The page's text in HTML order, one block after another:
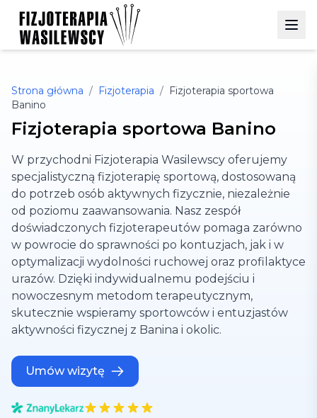
Strona główna / Fizjoterapia / Fizjoterapia sportowa
Banino
Fizjoterapia sportowa Banino
W przychodni Fizjoterapia Wasilewscy oferujemy
specjalistyczną fizjoterapię sportową, dostosowaną
do potrzeb osób aktywnych fizycznie, niezależnie
od poziomu zaawansowania. Nasz zespół
doświadczonych fizjoterapeutów pomaga zarówno
w powrocie do sprawności po kontuzjach, jak i w
optymalizacji wydolności ruchowej oraz profilaktyce
urazów. Dzięki indywidualnemu podejściu i
nowoczesnym metodom terapeutycznym,
skutecznie wspieramy sportowców i entuzjastów
aktywności fizycznej z Banina i okolic.
Umów wizytę